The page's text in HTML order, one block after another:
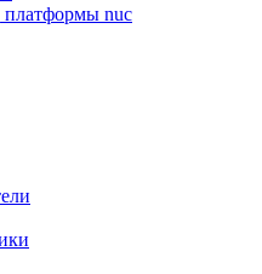
машины
камеры
nuc